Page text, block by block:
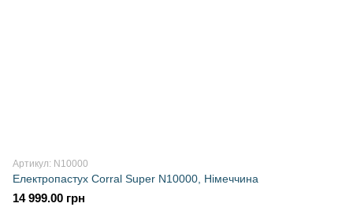
Артикул: N10000
Електропастух Corral Super N10000, Німеччина
14 999.00 грн